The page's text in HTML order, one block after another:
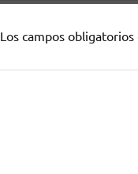
Los campos